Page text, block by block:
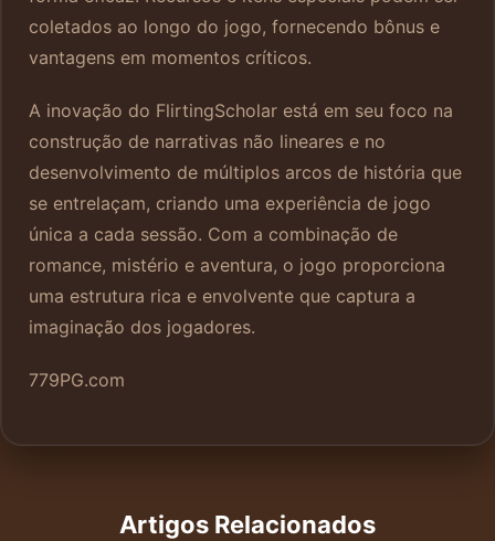
coletados ao longo do jogo, fornecendo bônus e
vantagens em momentos críticos.
A inovação do FlirtingScholar está em seu foco na
construção de narrativas não lineares e no
desenvolvimento de múltiplos arcos de história que
se entrelaçam, criando uma experiência de jogo
única a cada sessão. Com a combinação de
romance, mistério e aventura, o jogo proporciona
uma estrutura rica e envolvente que captura a
imaginação dos jogadores.
779PG.com
Artigos Relacionados